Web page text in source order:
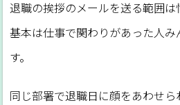
退職の挨拶のメールを送る範囲は
基本は仕事で関わりがあった人
す。
同じ部署で退職日に顔をあわせ